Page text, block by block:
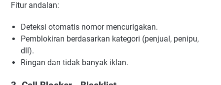
Fitur andalan:
Deteksi otomatis nomor mencurigakan.
Pemblokiran berdasarkan kategori (penjual, penipu,
dll).
Ringan dan tidak banyak iklan.